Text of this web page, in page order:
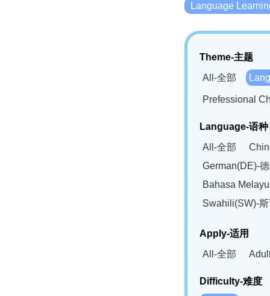
Language
Theme-主题
All-全部
Prefessional
Language-语种
All-全部
German(DE)-
Bahasa
Swahili(SW)-
Apply-适用
All-全部
Difficulty-难度